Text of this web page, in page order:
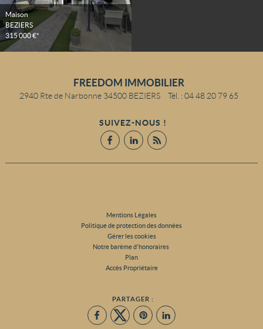
Maison
BEZIERS
315 000 €*
FREEDOM IMMOBILIER
2940 Rte de Narbonne 34500 BEZIERS Tél. :04 48 20 79 65
SUIVEZ-NOUS !
Mentions Légales
Politique de protection des données
Gérer les cookies
Notre barème d'honoraires
Plan
Accès Propriétaire
PARTAGER :